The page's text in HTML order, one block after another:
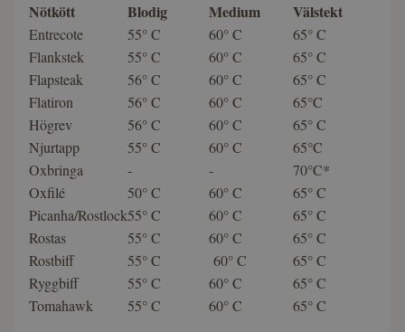
Nötkött Blodig Medium Välstekt
Entrecote 55° C 60° C
65° C
Flankstek
55° C 60° C
65° C
Flapsteak
56° C 60° C
65° C
Flatiron
56° C 60° C
65°C
Högrev
56° C 60° C
65° C
Njurtapp
55° C 60° C
65°C
Oxbringa
- -
70°C*
Oxfilé
50° C 60° C
65° C
Picanha/Rostlock55° C 60° C
65° C
Rostas
55° C 60° C
65° C
Rostbiff
55° C 60° C
65° C
Ryggbiff
55° C 60° C
65° C
Tomahawk
55° C 60° C
65° C